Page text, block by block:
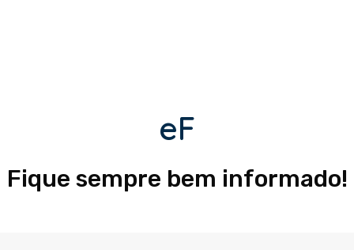
eF
Fique sempre bem informado!